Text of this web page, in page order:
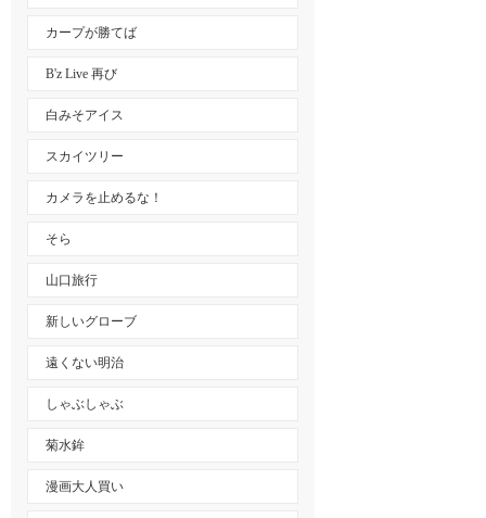
カープが勝てば
B'z Live 再び
白みそアイス
スカイツリー
カメラを止めるな！
そら
山口旅行
新しいグローブ
遠くない明治
しゃぶしゃぶ
菊水鉾
漫画大人買い